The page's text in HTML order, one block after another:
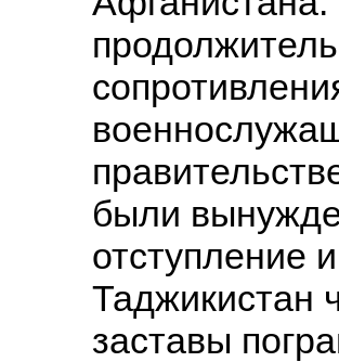
были
отступление
Таджикистан
заставы